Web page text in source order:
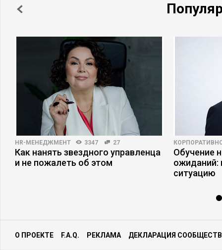
HR-МЕНЕДЖМЕНТ 3347 27
Как нанять звездного управленца
и не пожалеть об этом
Обучение
ожиданий:
ситуацию
О ПРОЕКТЕ F.A.Q. РЕКЛАМА ДЕКЛАРАЦИЯ